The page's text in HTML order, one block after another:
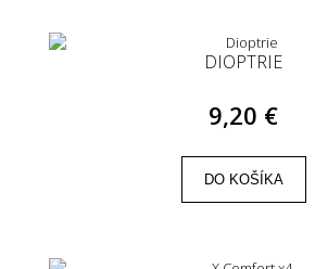
DIOPTRIE
9,20 €
DO KOŠÍKA